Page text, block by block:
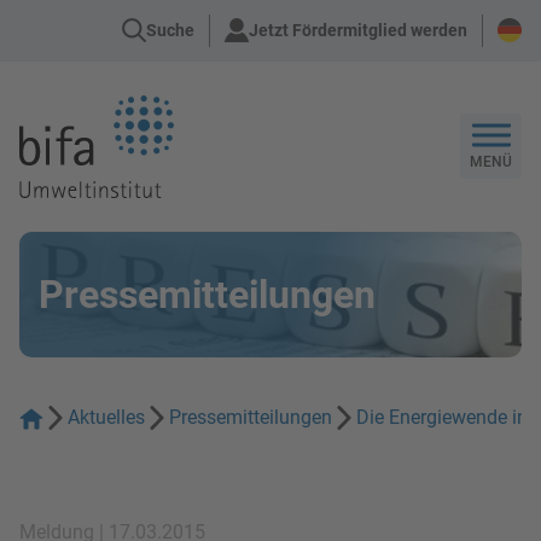
Suche Jetzt Fördermitglied werden
MENÜ
Pressemitteilungen
Aktuelles Pressemitteilungen Die Energiewende in
Meldung | 17.03.2015